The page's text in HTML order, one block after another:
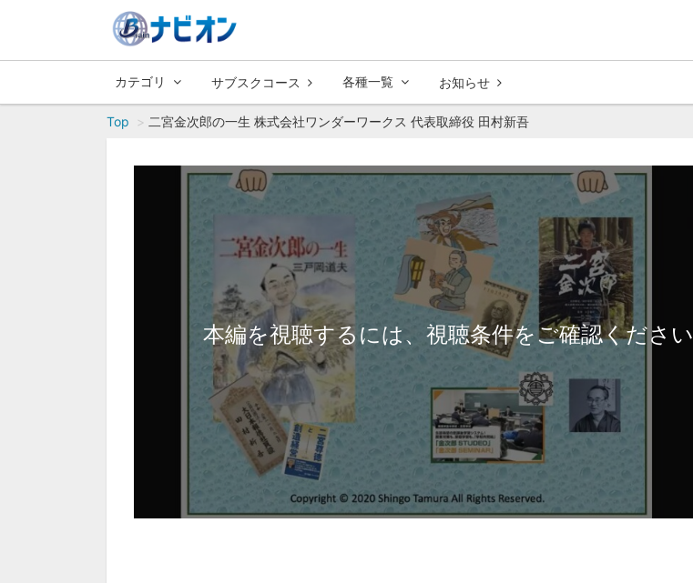
カテゴリ サブスクコース 各種一覧 お知らせ
Top 二宮金次郎の一生 株式会社ワンダーワークス 代表取締役 田村新吾
本編を視聴するには、視聴条件をご確認ください